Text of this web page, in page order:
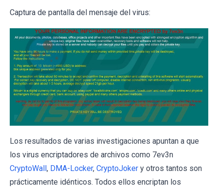
Captura de pantalla del mensaje del virus:
Los resultados de varias investigaciones apuntan a que
los virus encriptadores de archivos como 7ev3n
CryptoWall, DMA-Locker, CryptoJoker y otros tantos son
prácticamente idénticos. Todos ellos encriptan los